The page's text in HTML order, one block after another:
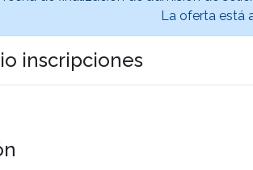
La oferta está
inscripciones